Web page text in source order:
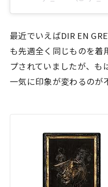
最近でいえばDIR EN
も先週全く同じものを着
プされていましたが、も
一気に印象が変わるのが